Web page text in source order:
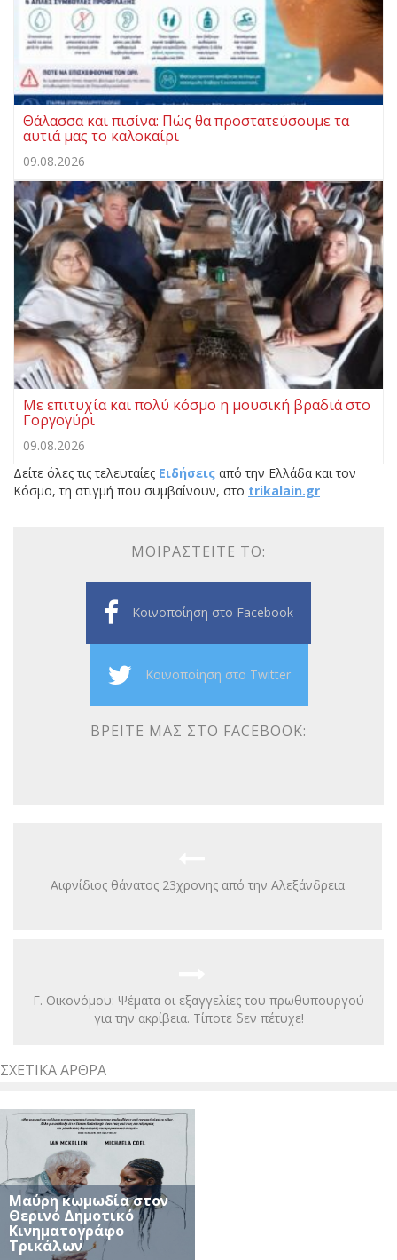
Θάλασσα και πισίνα: Πώς θα προστατεύσουμε τα
αυτιά μας το καλοκαίρι
09.08.2026
Με επιτυχία και πολύ κόσμο η μουσική βραδιά στο
Γοργογύρι
09.08.2026
Δείτε όλες τις τελευταίες Ειδήσεις από την Ελλάδα και τον
Κόσμο, τη στιγμή που συμβαίνουν, στο trikalain.gr
ΜΟΙΡΑΣΤΕΊΤΕ ΤΟ:
Κοινοποίηση στο Facebook
Κοινοποίηση στο Twitter
ΒΡΕΊΤΕ ΜΑΣ ΣΤΟ FACEBOOK:
Αιφνίδιος θάνατος 23χρονης από την Αλεξάνδρεια
Γ. Οικονόμου: Ψέματα οι εξαγγελίες του πρωθυπουργού
για την ακρίβεια. Τίποτε δεν πέτυχε!
ΣΧΕΤΙΚΆ ΆΡΘΡΑ
Μαύρη κωμωδία στον
Θερινό Δημοτικό
Κινηματογράφο
Τρικάλων